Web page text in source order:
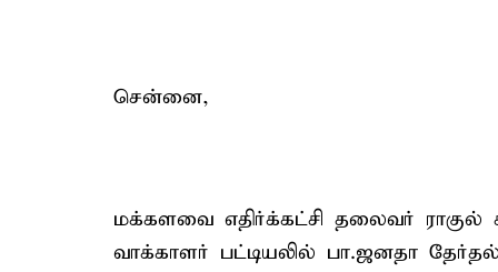
சென்னை,
மக்களவை எதிர்க்கட்சி தலைவர் ராகுல்
வாக்காளர் பட்டியலில் பா.ஜனதா